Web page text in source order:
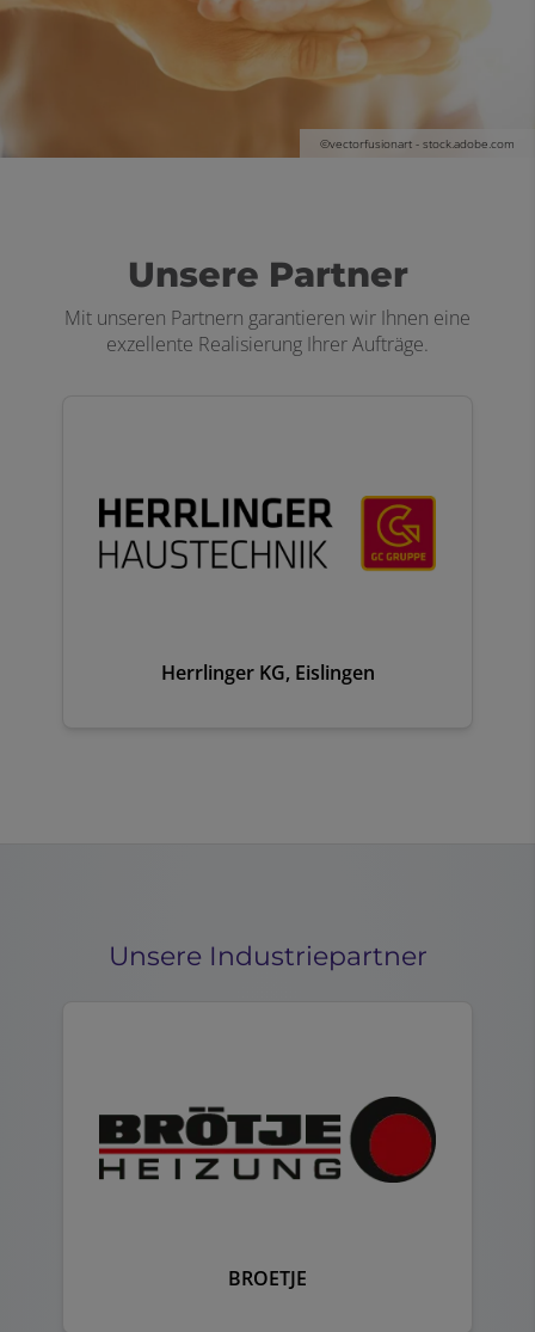
©vectorfusionart - stock.adobe.com
Unsere Partner
Mit unseren Partnern garantieren wir Ihnen eine
exzellente Realisierung Ihrer Aufträge.
Herrlinger KG, Eislingen
Unsere Industriepartner
BROETJE